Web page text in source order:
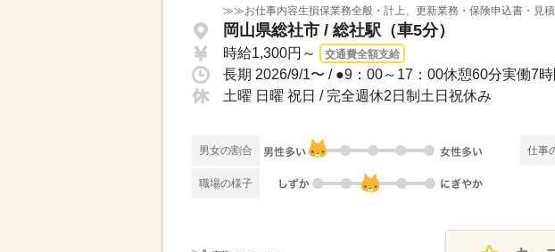
≫≫お仕事内容生損保業務全般・計上、更新業務・保険申込書・見
岡山県総社市 / 総社駅（車5分）
時給1,300円～ 交通費全額支給
土曜 日曜 祝日 / 完全週休2日制土日祝休み
男女の割合 仕事
職場の様子